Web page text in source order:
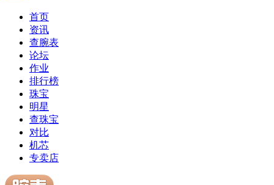
首页
资讯
查腕表
论坛
作业
排行榜
珠宝
明星
查珠宝
对比
机芯
专卖店